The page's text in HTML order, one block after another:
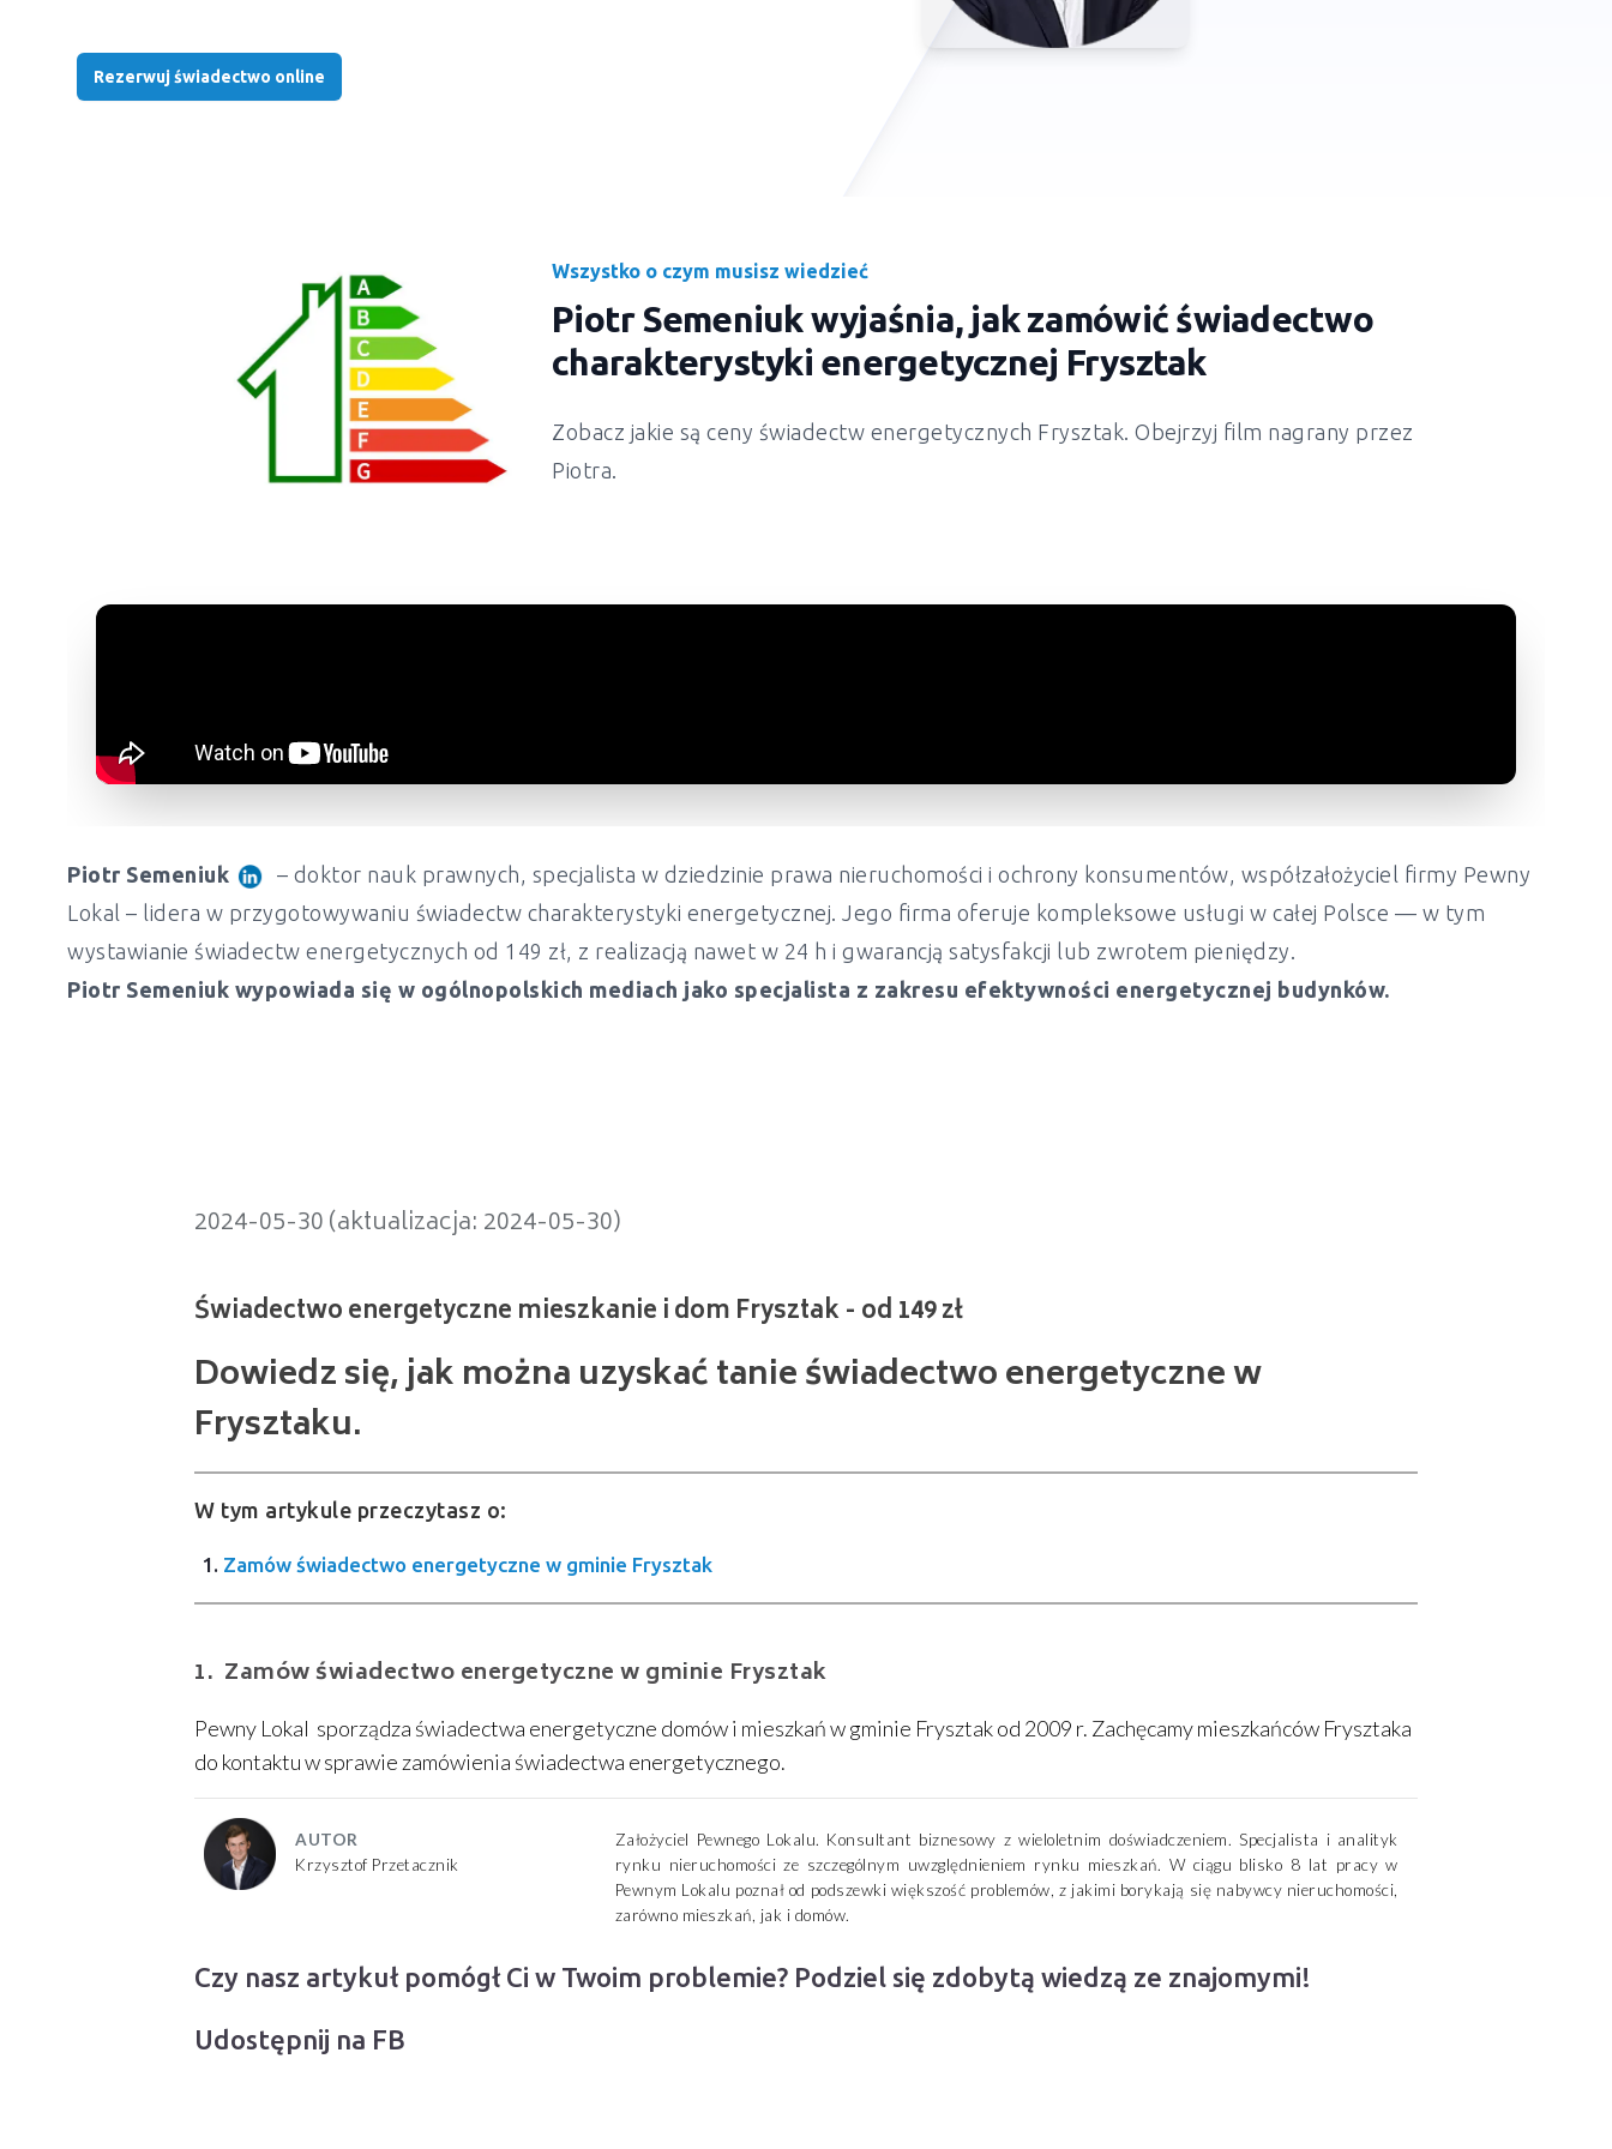
Rezerwuj świadectwo online
Wszystko o czym musisz wiedzieć
Piotr Semeniuk wyjaśnia, jak zamówić świadectwo
charakterystyki energetycznej Frysztak
Zobacz jakie są ceny świadectw energetycznych Frysztak. Obejrzyj film nagrany przez
Piotra.
Piotr Semeniuk
– doktor nauk prawnych, specjalista w dziedzinie prawa nieruchomości i ochrony konsumentów, współzałożyciel firmy Pewny
Lokal – lidera w przygotowywaniu świadectw charakterystyki energetycznej. Jego firma oferuje kompleksowe usługi w całej Polsce — w tym
wystawianie świadectw energetycznych od 149 zł, z realizacją nawet w 24 h i gwarancją satysfakcji lub zwrotem pieniędzy.
Piotr Semeniuk wypowiada się w ogólnopolskich mediach jako specjalista z zakresu efektywności energetycznej budynków.
2024-05-30 (aktualizacja: 2024-05-30)
Dowiedz się, jak można uzyskać tanie świadectwo energetyczne w
Frysztaku.
W tym artykule przeczytasz o:
Zamów świadectwo energetyczne w gminie Frysztak
Zamów świadectwo energetyczne w gminie Frysztak
Pewny Lokal sporządza świadectwa energetyczne domów i mieszkań w gminie Frysztak od 2009 r. Zachęcamy mieszkańców Frysztaka
do kontaktu w sprawie zamówienia świadectwa energetycznego.
AUTOR
Krzysztof Przetacznik
Założyciel Pewnego Lokalu. Konsultant biznesowy z wieloletnim doświadczeniem. Specjalista i analityk
rynku nieruchomości ze szczególnym uwzględnieniem rynku mieszkań. W ciągu blisko 8 lat pracy w
Pewnym Lokalu poznał od podszewki większość problemów, z jakimi borykają się nabywcy nieruchomości,
zarówno mieszkań, jak i domów.
Czy nasz artykuł pomógł Ci w Twoim problemie? Podziel się zdobytą wiedzą ze znajomymi!
Udostępnij na FB